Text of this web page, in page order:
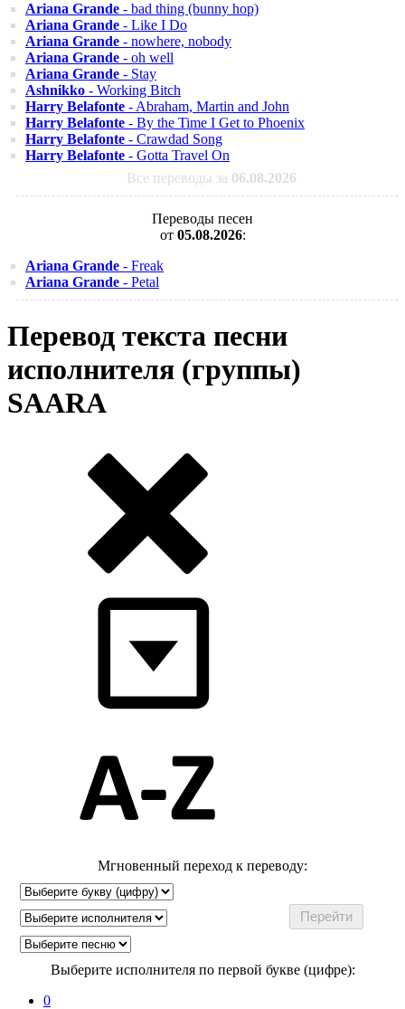
Ariana Grande - bad thing (bunny hop)
Ariana Grande - Like I Do
Ariana Grande - nowhere, nobody
Ariana Grande - oh well
Ariana Grande - Stay
Ashnikko - Working Bitch
Harry Belafonte - Abraham, Martin and John
Harry Belafonte - By the Time I Get to Phoenix
Harry Belafonte - Crawdad Song
Harry Belafonte - Gotta Travel On
Все переводы за 06.08.2026
Переводы песен
от 05.08.2026:
Ariana Grande - Freak
Ariana Grande - Petal
Перевод текста песни
исполнителя (группы)
SAARA
Мгновенный переход к переводу:
Выберите исполнителя по первой букве (цифре):
0